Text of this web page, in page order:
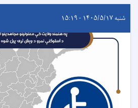
شنبه ۱۴۰۵/۵/۱۷ - ۱۵:۱۹